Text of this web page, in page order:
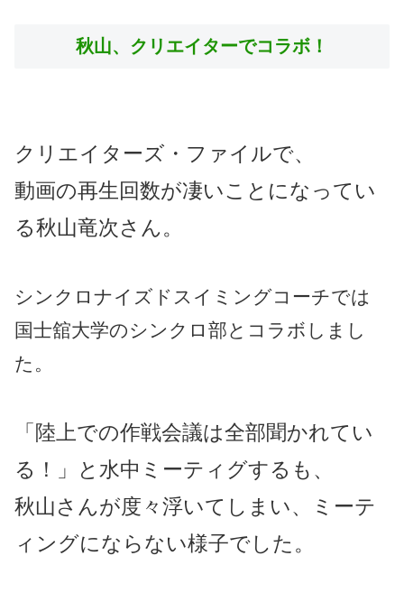
秋山、クリエイターでコラボ！
クリエイターズ・ファイルで、
動画の再生回数が凄いことになってい
る秋山竜次さん。
シンクロナイズドスイミングコーチでは
国士舘大学のシンクロ部とコラボしまし
た。
「陸上での作戦会議は全部聞かれてい
る！」と水中ミーティグするも、
秋山さんが度々浮いてしまい、ミーテ
ィングにならない様子でした。